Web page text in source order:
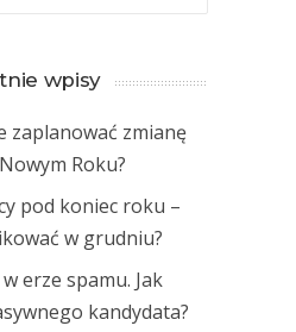
wpisy
zaplanować zmianę
Roku?
pod koniec roku –
w grudniu?
erze spamu. Jak
kandydata?